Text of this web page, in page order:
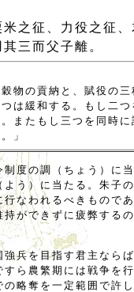
之征、力役之征
三而父子離。
物の貢納と、賦役の
は緩和する。もし二
またもし三つを同時
」
度の調（ちょう）に
う）に当たる。朱子
なわれるべきもので
ができずに疲弊する
兵を目指す君主なら
ら農繁期には戦争を
略奪を一定範囲で許